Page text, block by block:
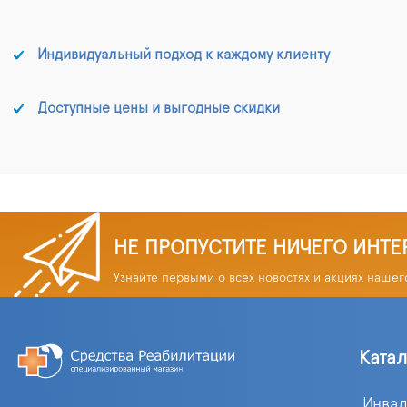
Индивидуальный подход к каждому клиенту
Доступные цены и выгодные скидки
НЕ ПРОПУСТИТЕ НИЧЕГО
Узнайте первыми о всех новостях и акциях